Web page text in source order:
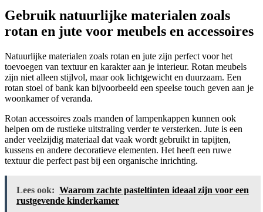
Gebruik natuurlijke materialen zoals
rotan en jute voor meubels en accessoires
Natuurlijke materialen zoals rotan en jute zijn perfect voor het
toevoegen van textuur en karakter aan je interieur. Rotan meubels
zijn niet alleen stijlvol, maar ook lichtgewicht en duurzaam. Een
rotan stoel of bank kan bijvoorbeeld een speelse touch geven aan je
woonkamer of veranda.
Rotan accessoires zoals manden of lampenkappen kunnen ook
helpen om de rustieke uitstraling verder te versterken. Jute is een
ander veelzijdig materiaal dat vaak wordt gebruikt in tapijten,
kussens en andere decoratieve elementen. Het heeft een ruwe
textuur die perfect past bij een organische inrichting.
Lees ook: Waarom zachte pasteltinten ideaal zijn voor een
rustgevende kinderkamer